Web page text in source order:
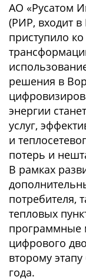
АО «Русатом
(РИР, входит
приступило
решения в
энергии
услуг,
и
потерь и
В рамках
потребителя,
тепловых
программные
цифрового
второму
года.